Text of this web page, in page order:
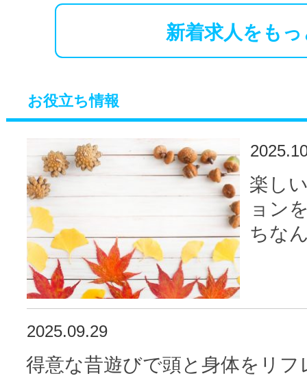
新着求人をも
お役立ち情報
楽し
ョン
ちな
2025.09.29
得意な昔遊びで頭と身体をリ